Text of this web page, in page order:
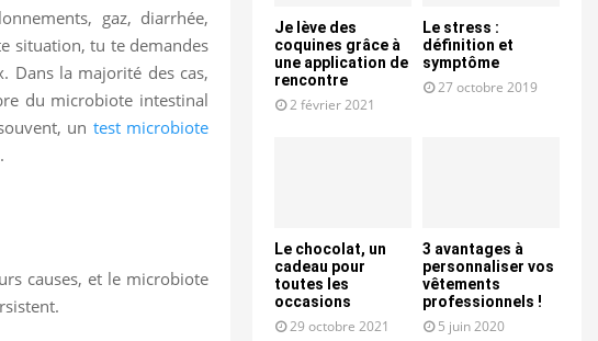
gaz, diarrhée,
situation, tu te demandes
Dans la majorité des cas,
du microbiote intestinal
un test microbiote
causes, et le microbiote
Je lève des
coquines grâce à
une application de
rencontre
2 février 2021
Le stress :
définition et
symptôme
27 octobre 2019
Le chocolat, un
cadeau pour
toutes les
occasions
29 octobre 2021
3 avantages à
personnaliser vos
vêtements
professionnels !
5 juin 2020